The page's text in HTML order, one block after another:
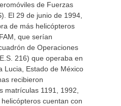
de Fuerzas
El 29 de junio de 1994,
de más helicópteros
que serían
de Operaciones
216) que operaba en la
Lucia, Estado de México.
recibieron
matrículas 1191, 1992,
cuentan con